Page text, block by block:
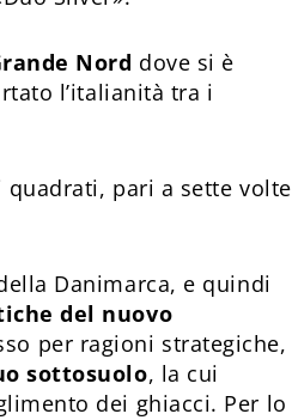
Nord dove si è
l’italianità tra i
pari a sette volte
Danimarca, e quindi
del nuovo
per ragioni strategiche,
sottosuolo, la cui
dei ghiacci. Per lo